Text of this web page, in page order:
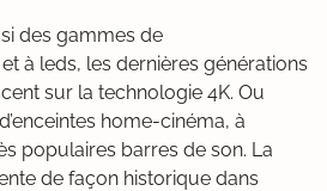
des gammes de
à leds, les dernières générations
sur la technologie 4K. Ou
home-cinéma, à
populaires barres de son. La
de façon historique dans